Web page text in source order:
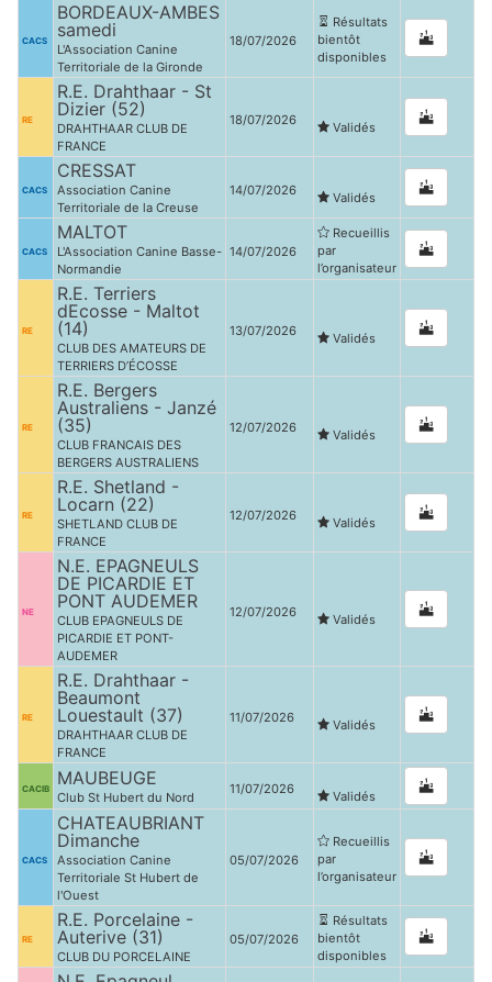
CACS
BORDEAUX-AMBES
samedi
L'Association Canine
Territoriale de la Gironde
18/07/2026
Résultats
bientôt
disponibles
RE
R.E. Drahthaar - St
Dizier (52)
DRAHTHAAR CLUB DE
FRANCE
18/07/2026 Validés
CACS
CRESSAT
Association Canine
Territoriale de la Creuse
14/07/2026 Validés
CACS
MALTOT
L'Association Canine Basse-
Normandie
14/07/2026
Recueillis
par
l’organisateur
RE
R.E. Terriers
dEcosse - Maltot
(14)
CLUB DES AMATEURS DE
TERRIERS D’ÉCOSSE
13/07/2026 Validés
RE
R.E. Bergers
Australiens - Janzé
(35)
CLUB FRANCAIS DES
BERGERS AUSTRALIENS
12/07/2026 Validés
RE
R.E. Shetland -
Locarn (22)
SHETLAND CLUB DE
FRANCE
12/07/2026 Validés
NE
N.E. EPAGNEULS
DE PICARDIE ET
PONT AUDEMER
CLUB EPAGNEULS DE
PICARDIE ET PONT-
AUDEMER
12/07/2026 Validés
RE
R.E. Drahthaar -
Beaumont
Louestault (37)
DRAHTHAAR CLUB DE
FRANCE
11/07/2026 Validés
CACIB MAUBEUGE
Club St Hubert du Nord
11/07/2026 Validés
CACS
CHATEAUBRIANT
Dimanche
Association Canine
Territoriale St Hubert de
l'Ouest
05/07/2026
Recueillis
par
l’organisateur
RE
R.E. Porcelaine -
Auterive (31)
CLUB DU PORCELAINE
05/07/2026
Résultats
bientôt
disponibles